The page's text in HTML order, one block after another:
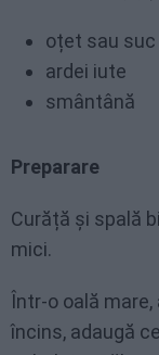
oțet sau suc
ardei iute
smântână
Preparare
Curăță și spală
mici.
Într-o oală
încins, adaugă